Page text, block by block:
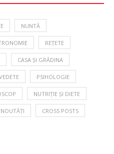
NUNTĂ
REȚETE
CASA ȘI GRĂDINA
PSIHOLOGIE
NUTRIȚIE ȘI DIETE
NOUTĂȚI CROSS POSTS